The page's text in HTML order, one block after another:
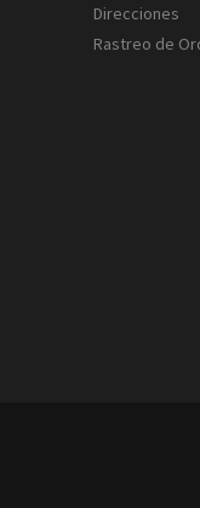
Direcciones
Rastreo de